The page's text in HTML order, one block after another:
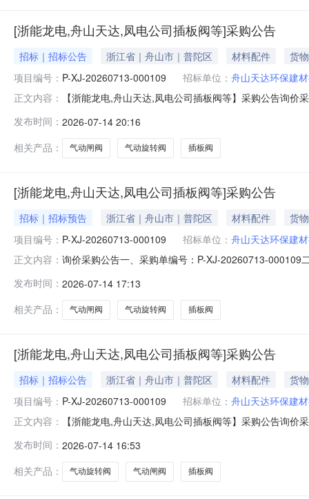
[浙能龙电,舟山天达,凤电公司插板阀等]采购公告
招标｜招标公告 浙江省｜舟山市｜普陀区 材料配件
货物
项目编号： P-XJ-20260713-000109 招标单位： 舟山天达环保建
正文内容：
【浙能龙电,舟山天达,凤电公司插板阀等】采购公告询
下表。序号物料名称物料编码采购数量计量单位税率交
发布时间： 2026-07-14 20:16
相关产品：
气动闸阀 气动旋转阀 插板阀
[浙能龙电,舟山天达,凤电公司插板阀等]采购公告
招标｜招标预告 浙江省｜舟山市｜普陀区 材料配件
货物
项目编号： P-XJ-20260713-000109 招标单位： 舟山天达环保建
正文内容： 询价采购公告一、采购单编号：P-XJ-20260713-
率交付时间交货地点采购需求单位行项目备注1手动插
发布时间： 2026-07-14 17:13
相关产品：
气动闸阀 气动旋转阀 插板阀
[浙能龙电,舟山天达,凤电公司插板阀等]采购公告
招标｜招标公告 浙江省｜舟山市｜普陀区 材料配件
货物
项目编号： P-XJ-20260713-000109 招标单位： 舟山天达环保建
正文内容：
【浙能龙电,舟山天达,凤电公司插板阀等】采购公告询
下表。序号物料名称物料编码采购数量计量单位税率交
发布时间： 2026-07-14 16:53
相关产品：
气动旋转阀 气动闸阀 插板阀